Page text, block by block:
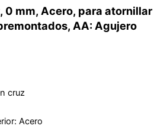
0 mm, Acero, para atornillar
AA: Agujero
cruz
Acero